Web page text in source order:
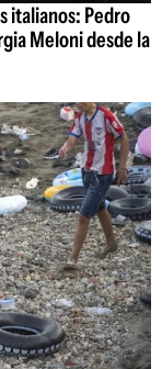
italianos: Pedro
Meloni desde la